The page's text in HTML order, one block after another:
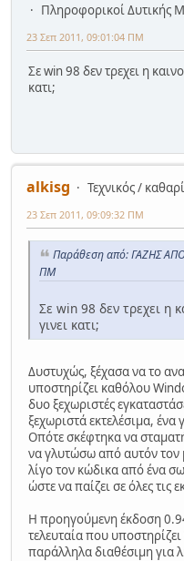
Πληροφορικοί Δυτικής
23 Σεπ 2011, 09:01:04 ΠΜ
Σε win 98 δεν τρεχει η
κατι;
alkisg
Τεχνικός /
23 Σεπ 2011, 09:09:32 ΠΜ
Παράθεση από: ΓΑΖΗΣ
ΠΜ
Σε win 98 δεν τρεχει η
γινει κατι;
Δυστυχώς, ξέχασα να το
υποστηρίζει καθόλου
δυο ξεχωριστές
ξεχωριστά εκτελέσιμα, ένα
Οπότε σκέφτηκα να
να γλυτώσω από αυτόν
λίγο τον κώδικα από ένα
ώστε να παίζει σε όλες τις
Η προηγούμενη έκδοση
τελευταία που
παράλληλα διαθέσιμη για